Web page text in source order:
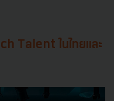
Talent ในไทยและ